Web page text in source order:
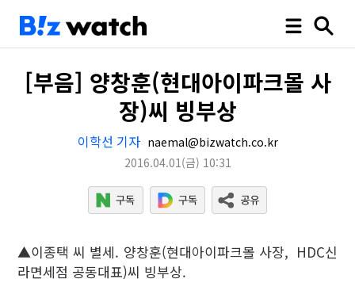
[부음] 양창훈(현대아이파크몰 사
장)씨 빙부상
이학선 기자 naemal@bizwatch.co.kr
2016.04.01(금) 10:31
▲이종택 씨 별세. 양창훈(현대아이파크몰 사장, HDC신
라면세점 공동대표)씨 빙부상.